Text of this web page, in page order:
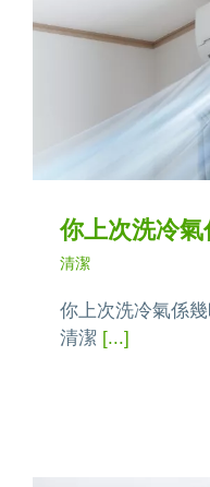
你上次洗冷氣
清潔
你上次洗冷氣係
清潔 [...]